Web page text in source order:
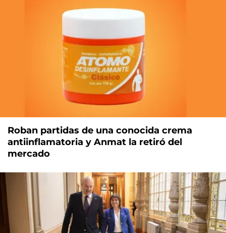
Roban partidas de una conocida crema
antiinflamatoria y Anmat la retiró del
mercado